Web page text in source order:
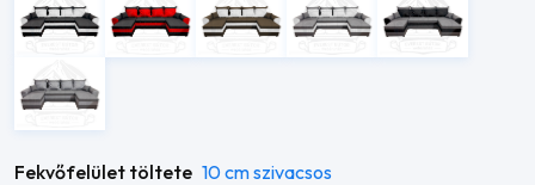
Fekvőfelület töltete 10 cm szivacsos